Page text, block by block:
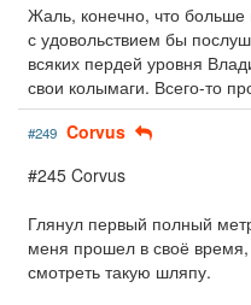
Жаль, конечно, что больше
с удовольствием бы
всяких пердей уровня
свои колымаги. Всего-то
#249 Corvus
#245 Corvus
Глянул первый полный
меня прошел в своё
смотреть такую шляпу.